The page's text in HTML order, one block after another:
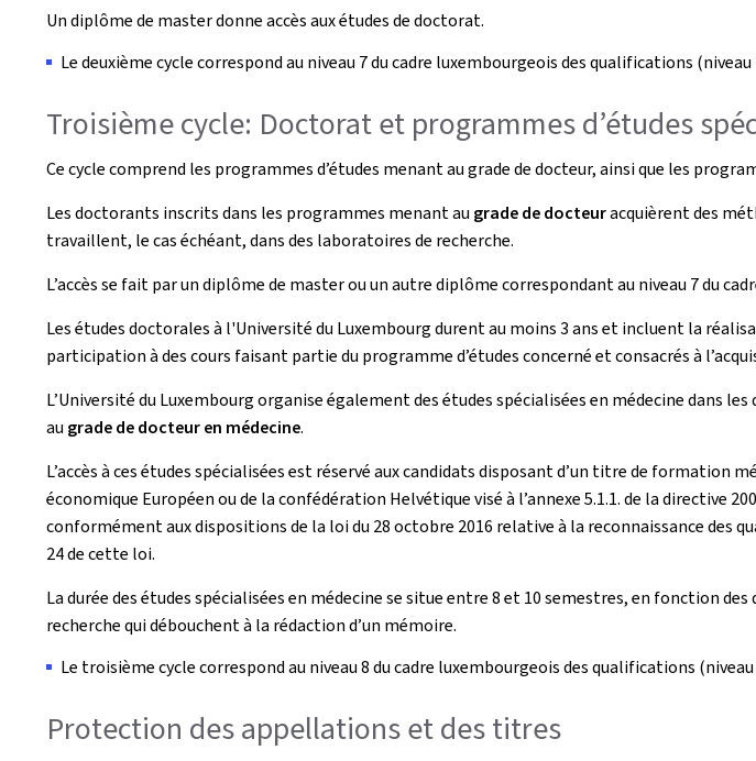
Un diplôme de master donne accès aux études de doctorat.
Le deuxième cycle correspond au niveau 7 du cadre luxembourgeois des qualifications (niveau
Troisième cycle: Doctorat et programmes d’études
Ce cycle comprend les programmes d’études menant au grade de docteur, ainsi que les
Les doctorants inscrits dans les programmes menant au grade de docteuracquièrent des
travaillent, le cas échéant, dans des laboratoires de recherche.
L’accès se fait par un diplôme de master ou un autre diplôme correspondant au niveau 7 du
Les études doctorales à l'Université du Luxembourg durent au moins 3 ans et incluent la
participation à des cours faisant partie du programme d’études concerné et consacrés à
L’Université du Luxembourg organise également des études spécialisées en médecine dans
au grade de docteur en médecine.
L’accès à ces études spécialisées est réservé aux candidats disposant d’un titre de formation
économique Européen ou de la confédération Helvétique visé à l’annexe 5.1.1. de la directive
conformément aux dispositions de la loi du 28 octobre 2016 relative à la reconnaissance
24 de cette loi.
La durée des études spécialisées en médecine se situe entre 8 et 10 semestres, en fonction
recherche qui débouchent à la rédaction d’un mémoire.
Le troisième cycle correspond au niveau 8 du cadre luxembourgeois des qualifications (niveau
Protection des appellations et des titres